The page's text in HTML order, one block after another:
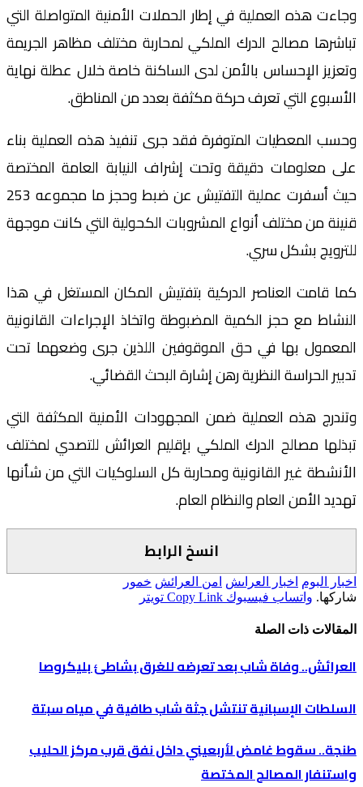
وجاءت هذه العملية في إطار الحملات الأمنية المتواصلة التي
تباشرها مصالح الدرك الملكي لمحاربة مختلف مظاهر الجريمة
وتعزيز الإحساس بالأمن لدى الساكنة خاصة خلال عطلة نهاية
الأسبوع التي تعرف حركة مكثفة بعدد من المناطق.
وحسب المعطيات المتوفرة فقد جرى تنفيذ هذه العملية بناء
على معلومات دقيقة وتحت إشراف النيابة العامة المختصة
حيث أسفرت عملية التفتيش عن ضبط وحجز ما مجموعه 253
قنينة من مختلف أنواع المشروبات الكحولية التي كانت موجهة
للترويج بشكل سري.
كما قامت العناصر الدركية بتفتيش المكان المستغل في هذا
النشاط مع حجز الكمية المضبوطة واتخاذ الإجراءات القانونية
المعمول بها في حق الموقوفين اللذين جرى وضعهما تحت
تدبير الحراسة النظرية رهن إشارة البحث القضائي.
وتندرج هذه العملية ضمن المجهودات الأمنية المكثفة التي
تبذلها مصالح الدرك الملكي بإقليم العرائش للتصدي لمختلف
الأنشطة غير القانونية ومحاربة كل السلوكيات التي من شأنها
تهديد الأمن العام والنظام العام.
انسخ الرابط
اخبار البوم اخبار العراىش امن العرائش خمور
شاركها. واتساب فيسبوك Copy Link تويتر
المقالات ذات الصلة
العرائش.. وفاة شاب بعد تعرضه للغرق بشاطئ بليكروصا
السلطات الإسبانية تنتشل جثة شاب طافية في مياه سبتة
طنجة.. سقوط غامض لأربعيني داخل نفق قرب مركز الحليب
واستنفار المصالح المختصة